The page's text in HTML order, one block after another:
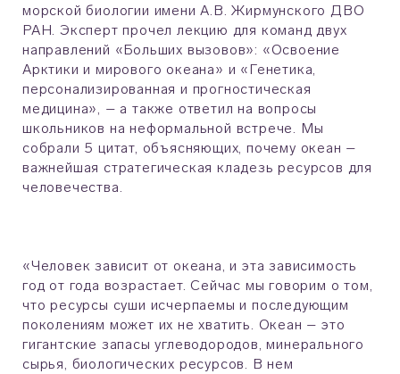
морской биологии имени А.В. Жирмунского ДВО
РАН. Эксперт прочел лекцию для команд двух
направлений «Больших вызовов»: «Освоение
Арктики и мирового океана» и «Генетика,
персонализированная и прогностическая
медицина», – а также ответил на вопросы
школьников на неформальной встрече. Мы
собрали 5 цитат, объясняющих, почему океан –
важнейшая стратегическая кладезь ресурсов для
человечества.
«Человек зависит от океана, и эта зависимость
год от года возрастает. Сейчас мы говорим о том,
что ресурсы суши исчерпаемы и последующим
поколениям может их не хватить. Океан – это
гигантские запасы углеводородов, минерального
сырья, биологических ресурсов. В нем